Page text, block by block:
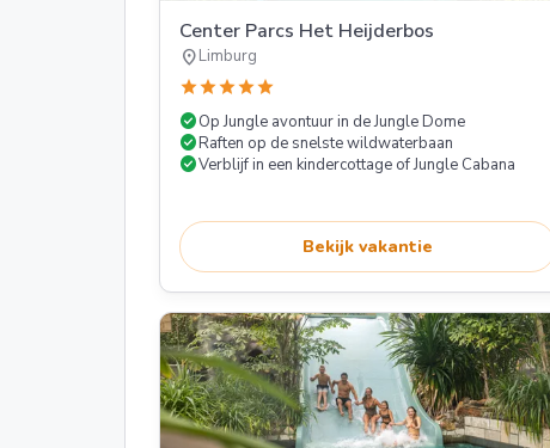
Center Parcs Het Heijderbos
location_onLimburg
starstarstarstarstar
check_circleOp Jungle avontuur in de Jungle Dome
check_circleRaften op de snelste wildwaterbaan
check_circleVerblijf in een kindercottage of Jungle Cabana
Bekijk vakantie